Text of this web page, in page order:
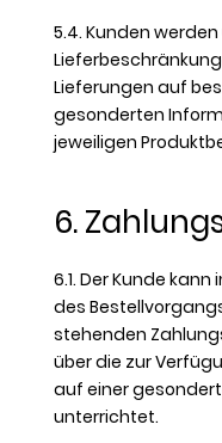
5.4. Kunden
Lieferungen auf
gesonderten
jeweiligen
6.
6.1. Der Kunde
des
stehenden
über die zur
auf einer
unterrichtet.